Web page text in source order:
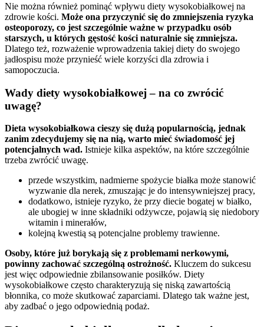
Nie można również pominąć wpływu diety wysokobiałkowej na
zdrowie kości. Może ona przyczynić się do zmniejszenia ryzyka
osteoporozy, co jest szczególnie ważne w przypadku osób
starszych, u których gęstość kości naturalnie się zmniejsza.
Dlatego też, rozważenie wprowadzenia takiej diety do swojego
jadłospisu może przynieść wiele korzyści dla zdrowia i
samopoczucia.
Wady diety wysokobiałkowej – na co zwrócić
uwagę?
Dieta wysokobiałkowa cieszy się dużą popularnością, jednak
zanim zdecydujemy się na nią, warto mieć świadomość jej
potencjalnych wad. Istnieje kilka aspektów, na które szczególnie
trzeba zwrócić uwagę.
przede wszystkim, nadmierne spożycie białka może stanowić
wyzwanie dla nerek, zmuszając je do intensywniejszej pracy,
dodatkowo, istnieje ryzyko, że przy diecie bogatej w białko,
ale ubogiej w inne składniki odżywcze, pojawią się niedobory
witamin i minerałów,
kolejną kwestią są potencjalne problemy trawienne.
Osoby, które już borykają się z problemami nerkowymi,
powinny zachować szczególną ostrożność. Kluczem do sukcesu
jest więc odpowiednie zbilansowanie posiłków. Diety
wysokobiałkowe często charakteryzują się niską zawartością
błonnika, co może skutkować zaparciami. Dlatego tak ważne jest,
aby zadbać o jego odpowiednią podaż.